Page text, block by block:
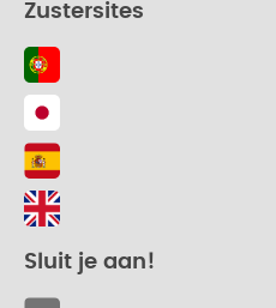
Zustersites
Sluit je aan!